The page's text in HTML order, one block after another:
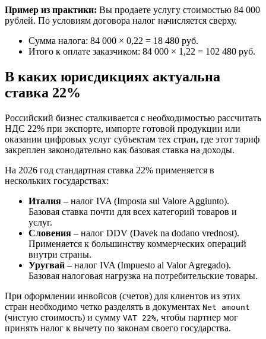
Пример из практики: Вы продаете услугу стоимостью 84 000
рублей. По условиям договора налог начисляется сверху.
Сумма налога: 84 000 × 0,22 = 18 480 руб.
Итого к оплате заказчиком: 84 000 × 1,22 = 102 480 руб.
В каких юрисдикциях актуальна
ставка 22%
Российский бизнес сталкивается с необходимостью рассчитать
НДС 22% при экспорте, импорте готовой продукции или
оказании цифровых услуг субъектам тех стран, где этот тариф
закреплен законодательно как базовая ставка на доходы.
На 2026 год стандартная ставка 22% применяется в
нескольких государствах:
Италия – налог IVA (Imposta sul Valore Aggiunto).
Базовая ставка почти для всех категорий товаров и
услуг.
Словения – налог DDV (Davek na dodano vrednost).
Применяется к большинству коммерческих операций
внутри страны.
Уругвай – налог IVA (Impuesto al Valor Agregado).
Базовая налоговая нагрузка на потребительские товары.
При оформлении инвойсов (счетов) для клиентов из этих
стран необходимо четко разделять в документах Net amount
(чистую стоимость) и сумму VAT 22%, чтобы партнер мог
принять налог к вычету по законам своего государства.